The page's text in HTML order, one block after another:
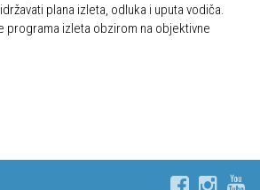
plana izleta, odluka i uputa vodiča.
programa izleta obzirom na objektivne